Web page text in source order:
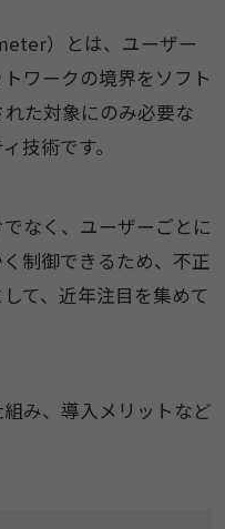
）とは、ユーザー
ワークの境界をソフト
た対象にのみ必要な
技術です。
なく、ユーザーごとに
制御できるため、不正
て、近年注目を集めて
み、導入メリットなど